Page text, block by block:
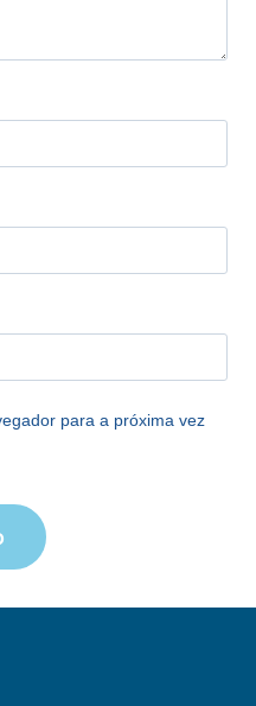
para a próxima vez